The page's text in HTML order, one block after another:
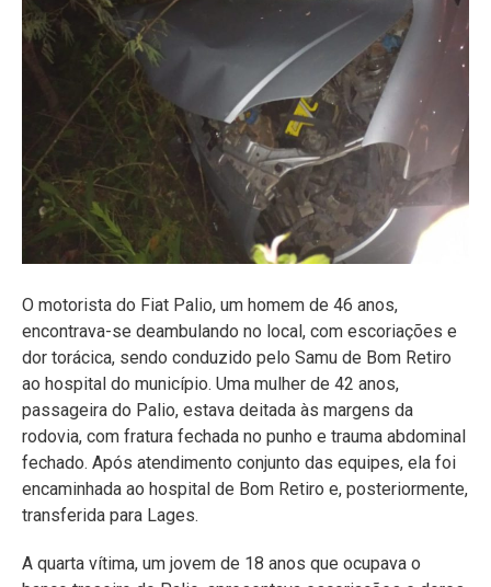
O motorista do Fiat Palio, um homem de 46 anos,
encontrava-se deambulando no local, com escoriações e
dor torácica, sendo conduzido pelo Samu de Bom Retiro
ao hospital do município. Uma mulher de 42 anos,
passageira do Palio, estava deitada às margens da
rodovia, com fratura fechada no punho e trauma abdominal
fechado. Após atendimento conjunto das equipes, ela foi
encaminhada ao hospital de Bom Retiro e, posteriormente,
transferida para Lages.
A quarta vítima, um jovem de 18 anos que ocupava o